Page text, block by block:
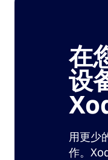
在
设
用更少
作。